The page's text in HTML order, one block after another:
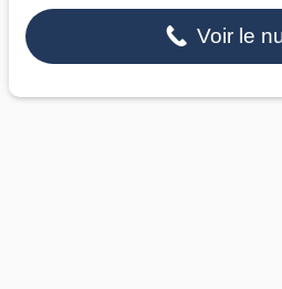
Voir le